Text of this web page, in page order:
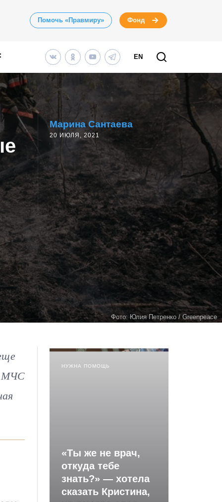
Помочь «Правмиру» Фонд
EN
Фото: Юлия Петренко / Greenpeace
Марина Сантаева
20 ИЮЛЯ, 2021
МЧС
НУЖНА ПОМОЩЬ
«Ты же не врач,
откуда тебе
знать?» — хотела
сказать Кристина,